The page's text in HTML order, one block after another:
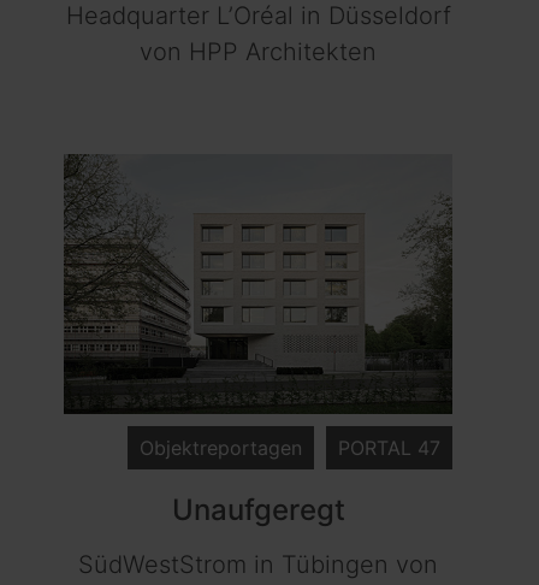
Headquarter L’Oréal in Düsseldorf
von HPP Architekten
PORTAL 47
Objektreportagen
Unaufgeregt
SüdWestStrom in Tübingen von